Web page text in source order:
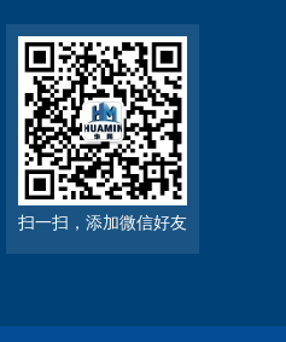
扫一扫，添加微信好友